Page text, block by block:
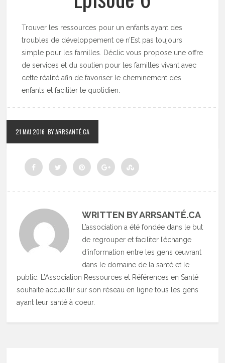
Trouver les ressources pour un enfants ayant des
troubles de développement ce n’Est pas toujours
simple pour les familles. Déclic vous propose une offre
de services et du soutien pour les familles vivant avec
cette réalité afin de favoriser le cheminement des
enfants et faciliter le quotidien.
21 MAI 2016 BY ARRSANTÉ.CA
WRITTEN BY ARRSANTÉ.CA
L’association a été fondée dans le but
de regrouper et faciliter l’échange
d’information entre les gens œuvrant
dans le domaine de la santé et le
public. L’Association Ressources et Références en Santé
souhaite accueillir sur son réseau en ligne tous les gens
ayant leur santé à coeur.